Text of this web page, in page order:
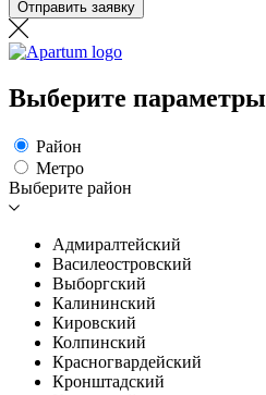
Отправить заявку
Выберите параметры
Район
Метро
Выберите район
Адмиралтейский
Василеостровский
Выборгский
Калининский
Кировский
Колпинский
Красногвардейский
Кронштадский